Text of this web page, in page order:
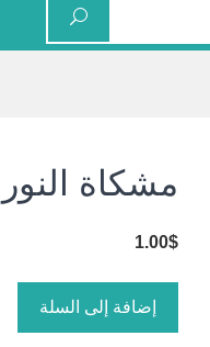
مشكاة النور –
1.00$
إضافة إلى السلة